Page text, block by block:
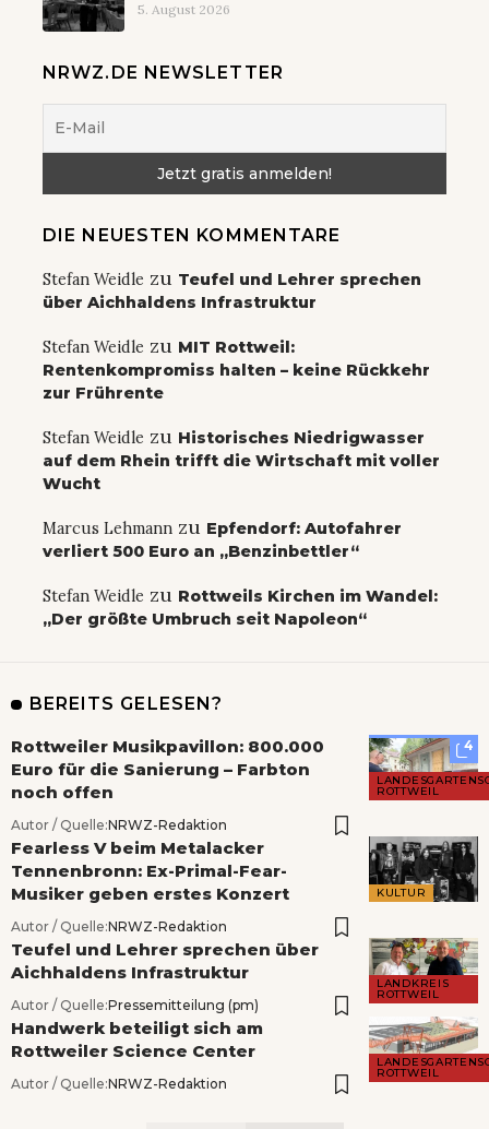
5. August 2026
NRWZ.DE NEWSLETTER
DIE NEUESTEN KOMMENTARE
Stefan Weidle zu Teufel und Lehrer sprechen
über Aichhaldens Infrastruktur
Stefan Weidle zu MIT Rottweil:
Rentenkompromiss halten – keine Rückkehr
zur Frührente
Stefan Weidle zu Historisches Niedrigwasser
auf dem Rhein trifft die Wirtschaft mit voller
Wucht
Marcus Lehmann zu Epfendorf: Autofahrer
verliert 500 Euro an „Benzinbettler“
Stefan Weidle zu Rottweils Kirchen im Wandel:
„Der größte Umbruch seit Napoleon“
BEREITS GELESEN?
4
ROTTWEIL
Rottweiler Musikpavillon: 800.000
Euro für die Sanierung – Farbton
noch offen
Autor / Quelle:NRWZ-Redaktion
KULTUR
Fearless V beim Metalacker
Tennenbronn: Ex-Primal-Fear-
Musiker geben erstes Konzert
Autor / Quelle:NRWZ-Redaktion
LANDKREIS
ROTTWEIL
Teufel und Lehrer sprechen über
Aichhaldens Infrastruktur
Autor / Quelle:Pressemitteilung (pm)
ROTTWEIL
Handwerk beteiligt sich am
Rottweiler Science Center
Autor / Quelle:NRWZ-Redaktion